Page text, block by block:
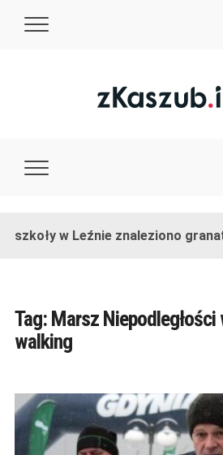
szkoły w Leźnie znaleziono granat!
Tag: Marsz Niepodległości
walking